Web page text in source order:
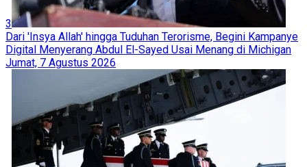
3
Dari 'Insya Allah' hingga Tuduhan Terorisme, Begini Kampanye
Digital Menyerang Abdul El-Sayed Usai Menang di Michigan
Jumat, 7 Agustus 2026